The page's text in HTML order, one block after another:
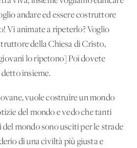
andare ed essere costruttore
Vi animate a ripeterlo? Voglio
della Chiesa di Cristo,
lo ripetono] Poi dovete
detto insieme.
vuole costruire un mondo
del mondo e vedo che tanti
mondo sono usciti per le strade
di una civiltà più giusta e